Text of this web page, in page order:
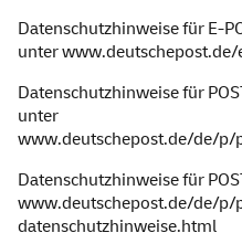
Datenschutzhinweise für E-
unter
Datenschutzhinweise für
unter
www.deutschepost.de/de/p/
Datenschutzhinweise für
www.deutschepost.de/de/
datenschutzhinweise.html